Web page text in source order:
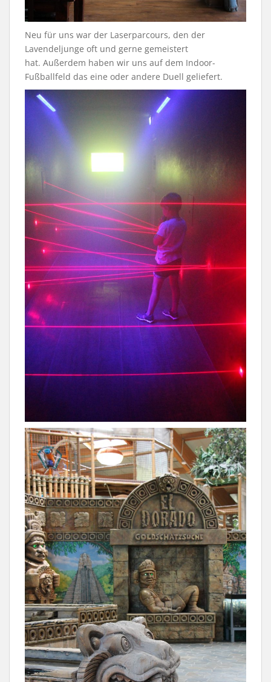
Neu für uns war der Laserparcours, den der
Lavendeljunge oft und gerne gemeistert
hat. Außerdem haben wir uns auf dem Indoor-
Fußballfeld das eine oder andere Duell geliefert.